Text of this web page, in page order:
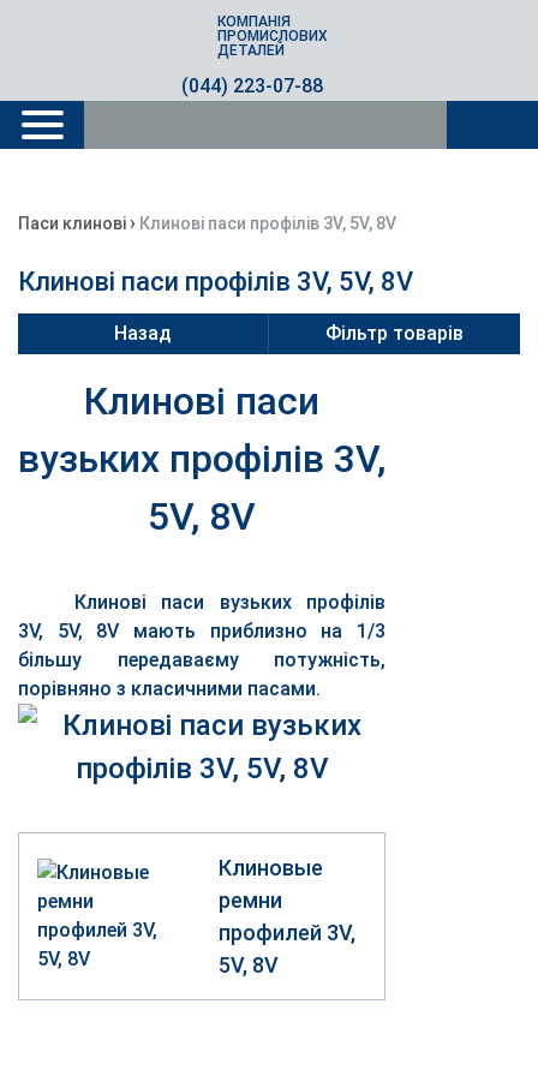
(044) 223-07-88
КОМПАНІЯ
ПРОМИСЛОВИХ
ДЕТАЛЕЙ
Паси клинові › Клинові паси профілів 3V, 5V, 8V
Клинові паси профілів 3V, 5V, 8V
Назад Фільтр товарів
Клинові паси
вузьких профілів 3V,
5V, 8V
Клинові паси вузьких профілів
3V, 5V, 8V мають приблизно на 1/3
більшу передаваєму потужність,
порівняно з класичними пасами.
Клиновые
ремни
профилей 3V,
5V, 8V